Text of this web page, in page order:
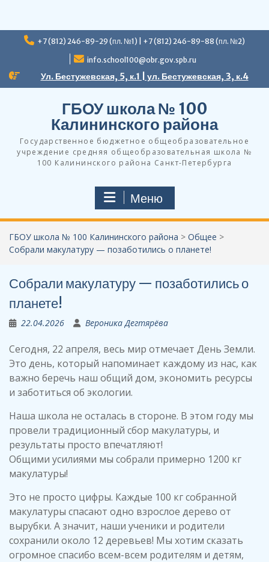
Перейти
+7 (812) 246-89-29 (пл. №1) | +7 (812) 246-89-88 (пл. №2)
info.school100@obr.gov.spb.ru
Ул. Бестужевская, 5, к.1 | ул. Бестужевская, 3, к.4
ГБОУ школа № 100
Калининского района
Государственное бюджетное общеобразовательное
учреждение средняя общеобразовательная школа №
100 Калининского района Санкт-Петербурга
Меню
ГБОУ школа № 100 Калининского района > Общее >
Собрали макулатуру — позаботились о планете!
Собрали макулатуру — позаботились о
планете!
22.04.2026 Вероника Дегтярёва
Сегодня, 22 апреля, весь мир отмечает День Земли.
Это день, который напоминает каждому из нас, как
важно беречь наш общий дом, экономить ресурсы
и заботиться об экологии.
Наша школа не осталась в стороне. В этом году мы
провели традиционный сбор макулатуры, и
результаты просто впечатляют!
Общими усилиями мы собрали примерно 1200 кг
макулатуры!
Это не просто цифры. Каждые 100 кг собранной
макулатуры спасают одно взрослое дерево от
вырубки. А значит, наши ученики и родители
сохранили около 12 деревьев! Мы хотим сказать
огромное спасибо всем-всем родителям и детям,